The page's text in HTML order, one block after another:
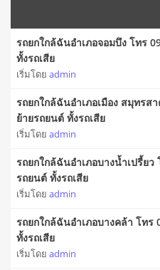
รถยกใกล้ฉันอำเภอจอมบึง โทร
ทั้งรถเสีย
เริ่มโดย admin
รถยกใกล้ฉันอำเภอเมือง สมุทรส
ย้ายรถยนต์ ทั้งรถเสีย
เริ่มโดย admin
รถยกใกล้ฉันอำเภอบางน้ำเปรี้ยว
รถยนต์ ทั้งรถเสีย
เริ่มโดย admin
รถยกใกล้ฉันอำเภอบางคล้า โทร
ทั้งรถเสีย
เริ่มโดย admin